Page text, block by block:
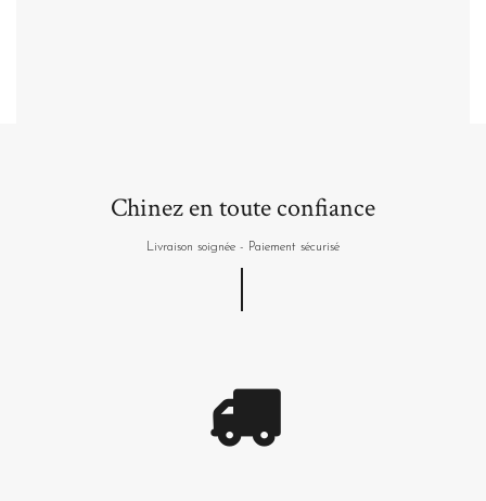
Chinez en toute confiance
Livraison soignée - Paiement sécurisé